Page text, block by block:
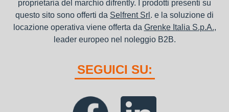
proprietaria del marchio difrently. I prodotti presenti su
questo sito sono offerti da Selfrent Srl . e la soluzione di
locazione operativa viene offerta da Grenke Italia S.p.A.,
leader europeo nel noleggio B2B.
SEGUICI SU: